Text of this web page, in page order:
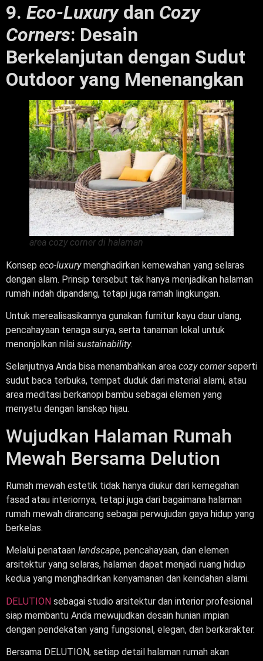
9. Eco-Luxury dan Cozy
Corners: Desain
Berkelanjutan dengan Sudut
Outdoor yang Menenangkan
area cozy corner di halaman
Konsep eco-luxurymenghadirkan kemewahan yang selaras
dengan alam. Prinsip tersebut tak hanya menjadikan halaman
rumah indah dipandang, tetapi juga ramah lingkungan.
Untuk merealisasikannya gunakan furnitur kayu daur ulang,
pencahayaan tenaga surya, serta tanaman lokal untuk
menonjolkan nilai sustainability.
Selanjutnya Anda bisa menambahkan area cozy cornerseperti
sudut baca terbuka, tempat duduk dari material alami, atau
area meditasi berkanopi bambu sebagai elemen yang
menyatu dengan lanskap hijau.
Wujudkan Halaman Rumah
Mewah Bersama Delution
Rumah mewah estetik tidak hanya diukur dari kemegahan
fasad atau interiornya, tetapi juga dari bagaimana halaman
rumah mewah dirancang sebagai perwujudan gaya hidup yang
berkelas.
Melalui penataan landscape, pencahayaan, dan elemen
arsitektur yang selaras, halaman dapat menjadi ruang hidup
kedua yang menghadirkan kenyamanan dan keindahan alami.
DELUTION sebagai studio arsitektur dan interior profesional
siap membantu Anda mewujudkan desain hunian impian
dengan pendekatan yang fungsional, elegan, dan berkarakter.
Bersama DELUTION, setiap detail halaman rumah akan